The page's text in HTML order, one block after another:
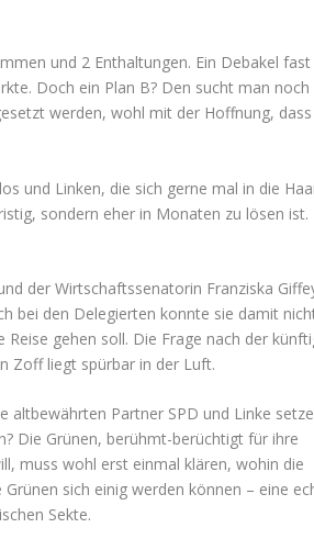
und 2 Enthaltungen. Ein Debakel
Doch ein Plan B? Den sucht man noch
werden, wohl mit der Hoffnung, dass
und Linken, die sich gerne mal in die
sondern eher in Monaten zu lösen ist.
der Wirtschaftssenatorin Franziska
bei den Delegierten konnte sie damit
gehen soll. Die Frage nach der
Zoff liegt spürbar in der Luft.
altbewährten Partner SPD und Linke
Die Grünen, berühmt-berüchtigt für ihre
muss wohl erst einmal klären, wohin die
sich einig werden können – eine
Sekte.